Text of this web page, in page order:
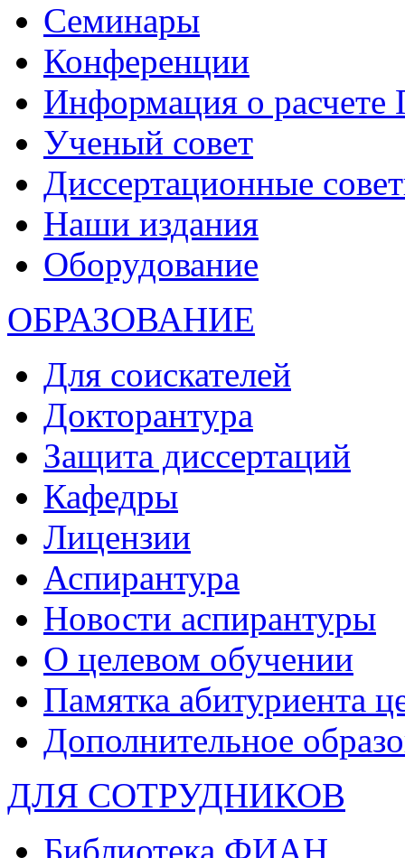
Семинары
Конференции
Информация о
Ученый совет
Диссертационные
Наши издания
Оборудование
ОБРАЗОВАНИЕ
Для соискателей
Докторантура
Защита диссертаций
Кафедры
Лицензии
Аспирантура
Новости аспирантуры
О целевом обучении
Памятка абитуриента
Дополнительное
ДЛЯ СОТРУДНИКОВ